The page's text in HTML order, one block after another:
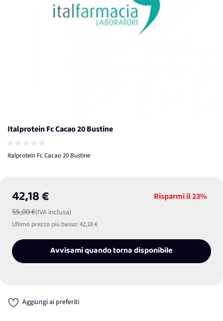
Italprotein Fc Cacao 20 Bustine
Italprotein Fc Cacao 20 Bustine
42,18 €
55,00 €(IVA inclusa)
Risparmi il23%
Ultimo prezzo più basso:42,18 €
Avvisami quando torna disponibile
Aggiungi ai preferiti